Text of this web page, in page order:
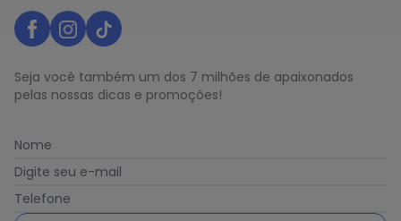
Seja você também um dos 7 milhões de apaixonados
pelas nossas dicas e promoções!
Nome
Digite seu e-mail
Telefone